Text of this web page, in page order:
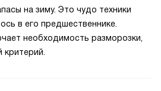
на зиму. Это чудо техники
в его предшественнике.
необходимость разморозки,